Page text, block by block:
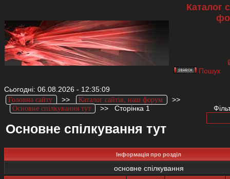
Каталог
Пошук
Сьогодні: 06.08.2026 - 12:35:09
Головна сайту >> Каталог сайтів, наш форум >>
Основне спілкування тут >> Сторінка 1
Основне спілкування тут
Інформація про розділ
основне спілкування